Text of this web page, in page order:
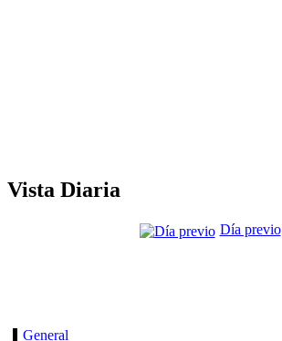
Vista Diaria
Día previo
General